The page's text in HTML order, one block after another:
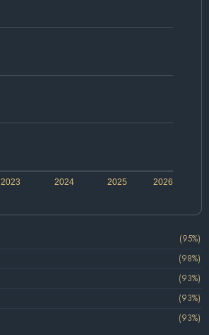
2024 2026
2023 2025
(95%)
(98%)
(93%)
(93%)
(93%)